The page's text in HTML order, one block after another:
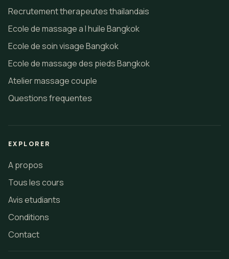
Recrutement therapeutes thailandais
Ecole de massage a l huile Bangkok
Ecole de soin visage Bangkok
Ecole de massage des pieds Bangkok
Atelier massage couple
Questions frequentes
EXPLORER
A propos
Tous les cours
Avis etudiants
Conditions
Contact